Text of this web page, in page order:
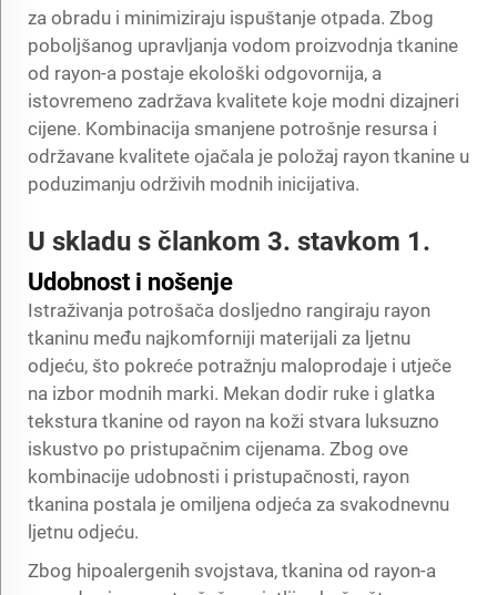
za obradu i minimiziraju ispuštanje otpada. Zbog
poboljšanog upravljanja vodom proizvodnja tkanine
od rayon-a postaje ekološki odgovornija, a
istovremeno zadržava kvalitete koje modni dizajneri
cijene. Kombinacija smanjene potrošnje resursa i
održavane kvalitete ojačala je položaj rayon tkanine u
poduzimanju održivih modnih inicijativa.
U skladu s člankom 3. stavkom 1.
Udobnost i nošenje
Istraživanja potrošača dosljedno rangiraju rayon
tkaninu među najkomforniji materijali za ljetnu
odjeću, što pokreće potražnju maloprodaje i utječe
na izbor modnih marki. Mekan dodir ruke i glatka
tekstura tkanine od rayon na koži stvara luksuzno
iskustvo po pristupačnim cijenama. Zbog ove
kombinacije udobnosti i pristupačnosti, rayon
tkanina postala je omiljena odjeća za svakodnevnu
ljetnu odjeću.
Zbog hipoalergenih svojstava, tkanina od rayon-a